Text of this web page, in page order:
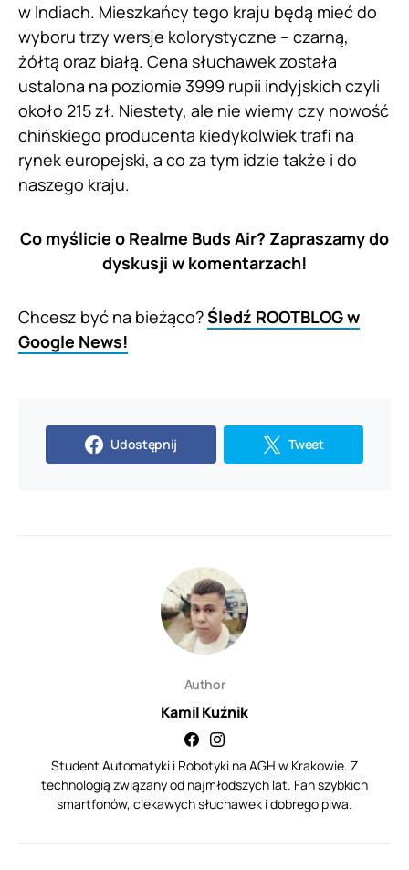
w Indiach. Mieszkańcy tego kraju będą mieć do
wyboru trzy wersje kolorystyczne – czarną,
żółtą oraz białą. Cena słuchawek została
ustalona na poziomie 3999 rupii indyjskich czyli
około 215 zł. Niestety, ale nie wiemy czy nowość
chińskiego producenta kiedykolwiek trafi na
rynek europejski, a co za tym idzie także i do
naszego kraju.
Co myślicie o Realme Buds Air? Zapraszamy do
dyskusji w komentarzach!
Chcesz być na bieżąco?Śledź ROOTBLOG w
Google News!
Udostępnij Tweet
Author
Kamil Kuźnik
Student Automatyki i Robotyki na AGH w Krakowie. Z
technologią związany od najmłodszych lat. Fan szybkich
smartfonów, ciekawych słuchawek i dobrego piwa.